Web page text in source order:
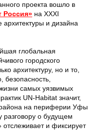
проекта вошло в
Россия» на XXXI
и дизайна
глобальная
городского
архитектуру, но и то,
безопасность,
самых уязвимых
UN‑Habitat значит,
района на периферии Уфы
разговору о будущем
и фиксирует